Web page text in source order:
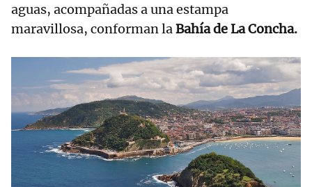
aguas, acompañadas a una estampa
maravillosa, conforman laBahía de La Concha.